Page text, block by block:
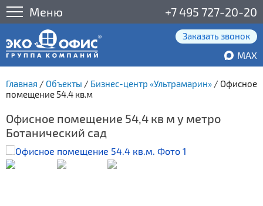
Меню +7 495 727-20-20
Заказать звонок
MAX
Главная / Объекты / Бизнес-центр «Ультрамарин» / Офисное
помещение 54.4 кв.м
Офисное помещение 54,4 кв м у метро
Ботанический сад